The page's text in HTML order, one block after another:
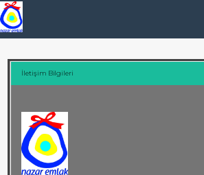
İletişim Bilgileri